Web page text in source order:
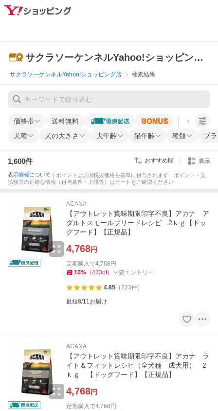
サクラソーケンネルYahoo!ショッピング店
サクラソーケンネルYahoo!ショッピング店 検索結果
価格帯 送料無料 すべての条
犬種 犬の大きさ 犬年齢 猫年齢 種類 ブ
1,600件 おすすめ順 表示
表示情報について ｜ポイントは原則税抜価格を基準に付与されます｜ポイント・支
払額等の正確な情報（付与条件・上限等）はカートをご確認ください
ACANA
【アウトレット賞味期限印字不良】アカナ ア
ダルトスモールブリードレシピ 2ｋｇ【ドッ
グフード】【正規品】
4,768円
定期購入で4,768 円
10% （433pt） 要エントリー
4.85（223件）
最短8/11お届け
ACANA
【アウトレット賞味期限印字不良】アカナ ラ
イト＆フィットレシピ（全犬種 成犬用） 2
ｋｇ 【ドッグフード】【正規品】
4,768円
定期購入で4,768 円